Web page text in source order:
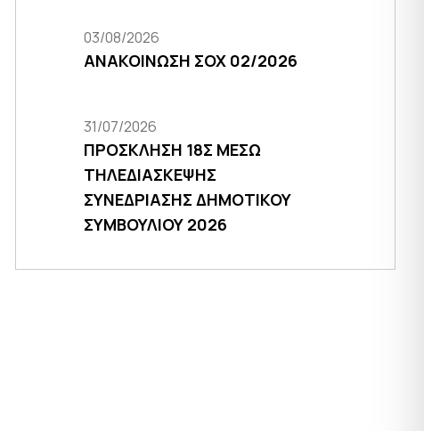
03/08/2026
ΑΝΑΚΟΙΝΩΣΗ ΣΟΧ 02/2026
31/07/2026
ΠΡΟΣΚΛΗΣΗ 18Σ ΜΕΣΩ
ΤΗΛΕΔΙΑΣΚΕΨΗΣ
ΣΥΝΕΔΡΙΑΣΗΣ ΔΗΜΟΤΙΚΟΥ
ΣΥΜΒΟΥΛΙΟΥ 2026